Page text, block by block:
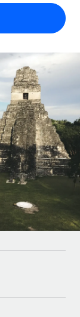
Abläufe
zu
in deine